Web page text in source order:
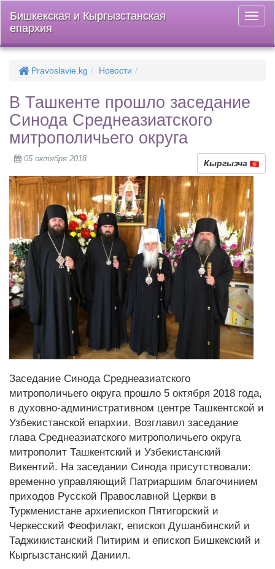
меню
Бишкекская и Кыргызстанская
епархия
Pravoslavie.kg Новости
В Ташкенте прошло заседание
Синода Среднеазиатского
митрополичьего округа
05 октября 2018 Кыргызча
Заседание Синода Среднеазиатского
митрополичьего округа прошло 5 октября 2018 года,
в духовно-административном центре Ташкентской и
Узбекистанской епархии. Возглавил заседание
глава Среднеазиатского митрополичьего округа
митрополит Ташкентский и Узбекистанский
Викентий. На заседании Синода присутствовали:
временно управляющий Патриаршим благочинием
приходов Русской Православной Церкви в
Туркменистане архиепископ Пятигорский и
Черкесский Феофилакт, епископ Душанбинский и
Таджикистанский Питирим и епископ Бишкекский и
Кыргызстанский Даниил.